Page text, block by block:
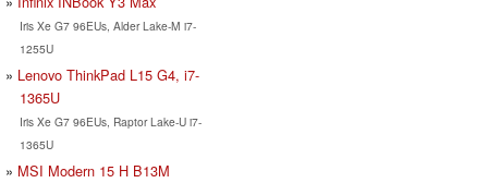
Iris Xe G7 96EUs, Alder Lake-M i7-
1255U
Lenovo ThinkPad L15 G4, i7-
1365U
Iris Xe G7 96EUs, Raptor Lake-U i7-
1365U
MSI Modern 15 H B13M